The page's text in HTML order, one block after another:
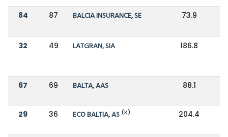
84 87 BALCIA INSURANCE, SE 73.9
32 49 LATGRAN, SIA 186.8
67 69 BALTA, AAS 88.1
29 36 ECO BALTIA, AS (K) 204.4